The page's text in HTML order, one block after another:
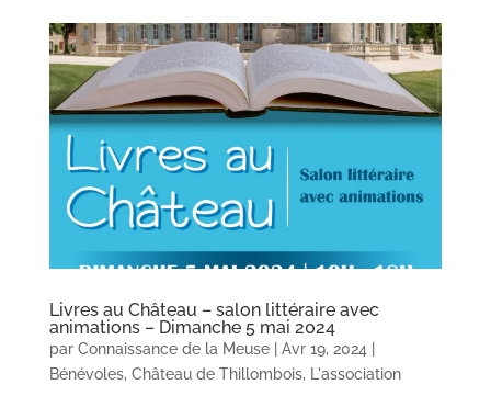
Livres au Château – salon littéraire avec
animations – Dimanche 5 mai 2024
par Connaissance de la Meuse| Avr 19, 2024
Bénévoles, Château de Thillombois, L'association